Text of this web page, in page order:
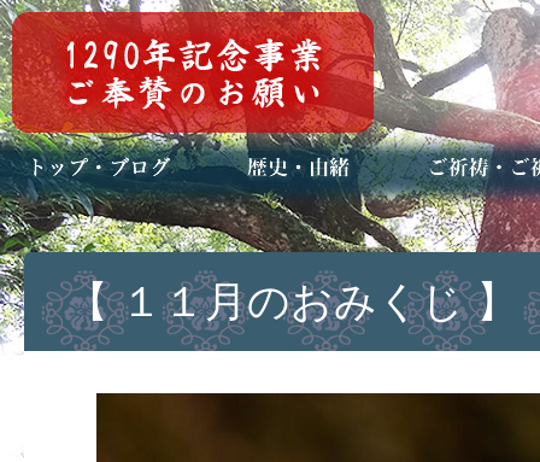
トップページ
ブログ(日々八百万)
お知らせ一覧 歴史・ご祭神
年中行事
メディア掲載 ご祈祷・ご祈
安産祈願
初宮参り
七五三詣
長寿のお祝い
神前結婚式
厄祓い・方位
車のお祓い
地鎮祭
神葬祭（神式
【 １１月のおみくじ 】